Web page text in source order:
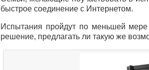
быстрое соединение с Интернетом.
Испытания пройдут по меньшей
решение, предлагать ли такую же